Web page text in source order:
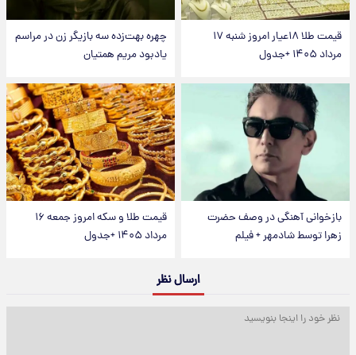
قیمت طلا ۱۸عیار امروز شنبه ۱۷
مرداد ۱۴۰۵ +جدول
چهره بهت‌زده سه بازیگر زن در مراسم
یادبود مریم همتیان
بازخوانی آهنگی در وصف حضرت
زهرا توسط شادمهر + فیلم
قیمت طلا و سکه امروز جمعه ۱۶
مرداد ۱۴۰۵ +جدول
ارسال نظر